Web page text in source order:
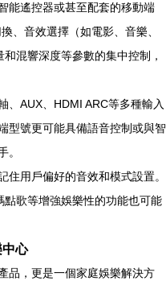
能遙控器或甚至配套的移動端
、音效選擇（如電影、音樂、
混響深度等參數的集中控制，
、AUX、HDMI ARC等多種輸入
型號更可能具備語音控制或與智
。
住用戶偏好的音效和模式設置。
歌等增強娛樂性的功能也可能
心
品，更是一個家庭娛樂解決方